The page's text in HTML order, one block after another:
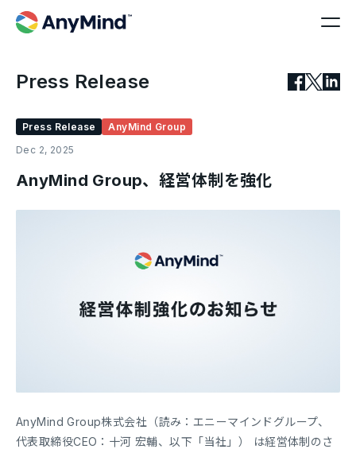
Press Release
Press Release
AnyMind Group
Dec 2, 2025
AnyMind Group、経営体制を強化
AnyMind Group株式会社（読み：エニーマインドグループ、
代表取締役CEO：十河 宏輔、以下「当社」） は経営体制のさ